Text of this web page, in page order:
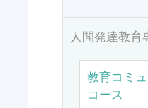
人間発達教育
教育コミ
コース